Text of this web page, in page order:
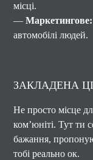
місці.
—Маркетингове:
автомобілі людей.
ЗАКЛАДЕНА
Не просто місце
ком’юніті. Тут ти
бажання,
тобі реально ок.